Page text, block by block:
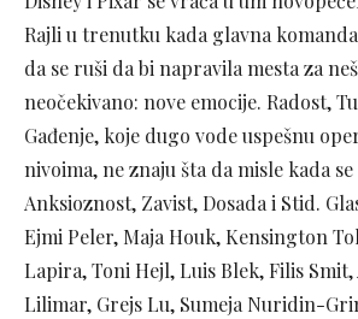
Rajli u trenutku kada glavna
da se ruši da bi napravila mesta za
neočekivano: nove emocije. Radost,
Gađenje, koje dugo vode uspešnu
nivoima, ne znaju šta da misle kada
Anksioznost, Zavist, Dosada i Stid.
Ejmi Peler, Maja Houk, Kensington
Lapira, Toni Hejl, Luis Blek, Filis
Lilimar, Grejs Lu, Sumeja Nuridin-